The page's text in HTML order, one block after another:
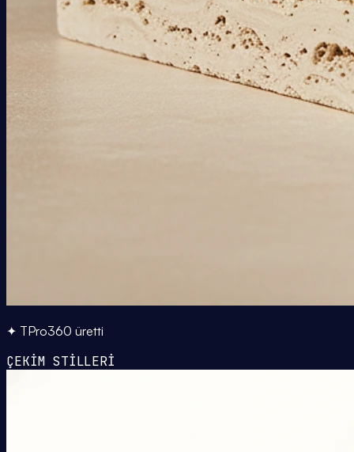
✦ TPro360 üretti
ÇEKİM STİLLERİ